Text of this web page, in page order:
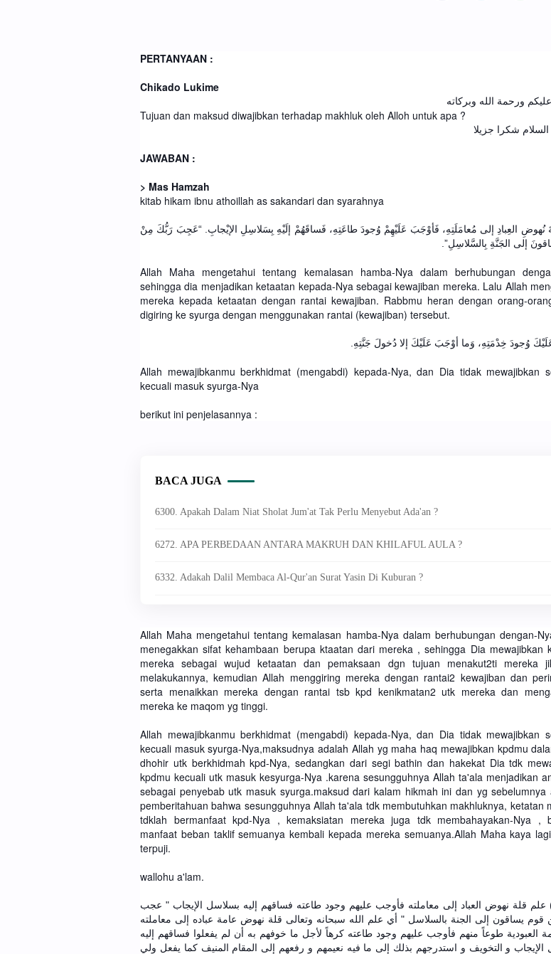
PERTANYAAN :
Chikado Lukime
ورحمة الله وبركاته
Tujuan dan maksud diwajibkan terhadap makhluk oleh Alloh untuk apa ?
شكرا جزيلا
JAWABAN :
> Mas Hamzah
kitab hikam ibnu athoillah as sakandari dan syarahnya
نُهوضِ العِبادِ إلى مُعامَلَتِهِ، فَأوْجَبَ عَلَيْهِمْ وُجودَ طاعَتِهِ، فَساقَهُمْ إلَيْهِ بِسَلاسِلِ الإيْجابِ. “عَجِبَ رَبُّكَ مِنْ
إلى الجَنَّةِ بِالسَّلاسِلِ”.
Allah Maha mengetahui tentang kemalasan hamba-Nya dalam berhubungan
sehingga dia menjadikan ketaatan kepada-Nya sebagai kewajiban mereka. Lalu Allah
mereka kepada ketaatan dengan rantai kewajiban. Rabbmu heran dengan orang-
digiring ke syurga dengan menggunakan rantai (kewajiban) tersebut.
وُجودَ خِدْمَتِهِ، وَما أوْجَبَ عَلَيْكَ إلا دُخولَ جَنَّتِهِ.
Allah mewajibkanmu berkhidmat (mengabdi) kepada-Nya, dan Dia tidak mewajibkan
kecuali masuk syurga-Nya
berikut ini penjelasannya :
BACA JUGA
6300. Apakah Dalam Niat Sholat Jum'at Tak Perlu Menyebut Ada'an ?
6272. APA PERBEDAAN ANTARA MAKRUH DAN KHILAFUL AULA ?
6332. Adakah Dalil Membaca Al-Qur'an Surat Yasin Di Kuburan ?
Allah Maha mengetahui tentang kemalasan hamba-Nya dalam berhubungan dengan-
menegakkan sifat kehambaan berupa ktaatan dari mereka , sehingga Dia mewajibkan
mereka sebagai wujud ketaatan dan pemaksaan dgn tujuan menakut2ti mereka
melakukannya, kemudian Allah menggiring mereka dengan rantai2 kewajiban dan
serta menaikkan mereka dengan rantai tsb kpd kenikmatan2 utk mereka dan
mereka ke maqom yg tinggi.
Allah mewajibkanmu berkhidmat (mengabdi) kepada-Nya, dan Dia tidak mewajibkan
kecuali masuk syurga-Nya,maksudnya adalah Allah yg maha haq mewajibkan kpdmu
dhohir utk berkhidmah kpd-Nya, sedangkan dari segi bathin dan hakekat Dia tdk
kpdmu kecuali utk masuk kesyurga-Nya .karena sesungguhnya Allah ta'ala menjadikan
sebagai penyebab utk masuk syurga.maksud dari kalam hikmah ini dan yg sebelumnya
pemberitahuan bahwa sesungguhnya Allah ta'ala tdk membutuhkan makhluknya, ketatan
tdklah bermanfaat kpd-Nya , kemaksiatan mereka juga tdk membahayakan-Nya ,
manfaat beban taklif semuanya kembali kepada mereka semuanya.Allah Maha kaya
terpuji.
wallohu a'lam.
195 ) علم قلة نهوض العباد إلى معاملته فأوجب عليهم وجود طاعته فساقهم إليه بسلاسل الإيجاب " عجب
يساقون إلى الجنة بالسلاسل " أي علم الله سبحانه وتعالى قلة نهوض عامة عباده إلى معاملته
العبودية طوعاً منهم فأوجب عليهم وجود طاعته كرهاً لأجل ما خوفهم به أن لم يفعلوا فساقهم إليه
الإيجاب و التخويف و استدرجهم بذلك إلى ما فيه نعيمهم و رفعهم إلى المقام المنيف كما يفعل ولي